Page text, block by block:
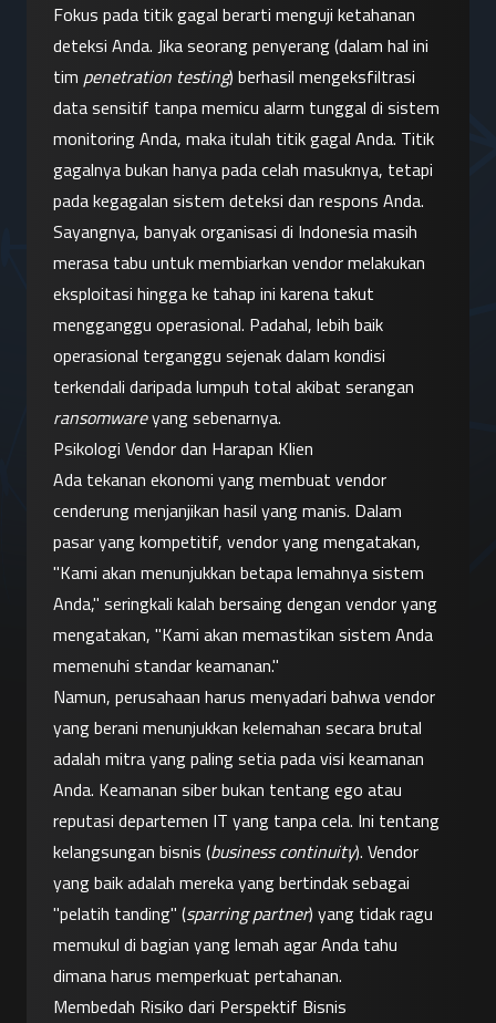
Fokus pada titik gagal berarti menguji ketahanan
deteksi Anda. Jika seorang penyerang (dalam hal ini
tim penetration testing) berhasil mengeksfiltrasi
data sensitif tanpa memicu alarm tunggal di sistem
monitoring Anda, maka itulah titik gagal Anda. Titik
gagalnya bukan hanya pada celah masuknya, tetapi
pada kegagalan sistem deteksi dan respons Anda.
Sayangnya, banyak organisasi di Indonesia masih
merasa tabu untuk membiarkan vendor melakukan
eksploitasi hingga ke tahap ini karena takut
mengganggu operasional. Padahal, lebih baik
operasional terganggu sejenak dalam kondisi
ransomware yang sebenarnya.
Psikologi Vendor dan Harapan Klien
Ada tekanan ekonomi yang membuat vendor
cenderung menjanjikan hasil yang manis. Dalam
pasar yang kompetitif, vendor yang mengatakan,
"Kami akan menunjukkan betapa lemahnya sistem
Anda," seringkali kalah bersaing dengan vendor yang
mengatakan, "Kami akan memastikan sistem Anda
memenuhi standar keamanan."
Namun, perusahaan harus menyadari bahwa vendor
yang berani menunjukkan kelemahan secara brutal
adalah mitra yang paling setia pada visi keamanan
Anda. Keamanan siber bukan tentang ego atau
reputasi departemen IT yang tanpa cela. Ini tentang
kelangsungan bisnis (business continuity). Vendor
yang baik adalah mereka yang bertindak sebagai
"pelatih tanding" (sparring partner) yang tidak ragu
memukul di bagian yang lemah agar Anda tahu
dimana harus memperkuat pertahanan.
Membedah Risiko dari Perspektif Bisnis